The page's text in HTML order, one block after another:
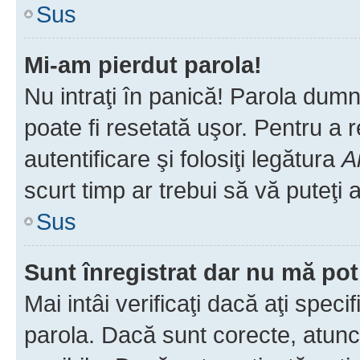
Sus
Mi-am pierdut parola!
Nu intraţi în panică! Parola
poate fi resetată uşor. Pentru a
autentificare şi folosiţi legătura
scurt timp ar trebui să vă puteţi
Sus
Sunt înregistrat dar nu mă
Mai intâi verificaţi dacă aţi
parola. Dacă sunt corecte,